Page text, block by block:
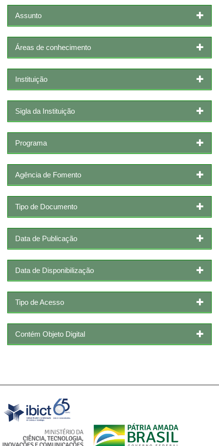
Assunto
Áreas de conhecimento
Instituição
Sigla da Instituição
Programa
Agência de Fomento
Tipo de Documento
Data de Publicação
Data de Disponibilização
Tipo de Acesso
Contém Objeto Digital